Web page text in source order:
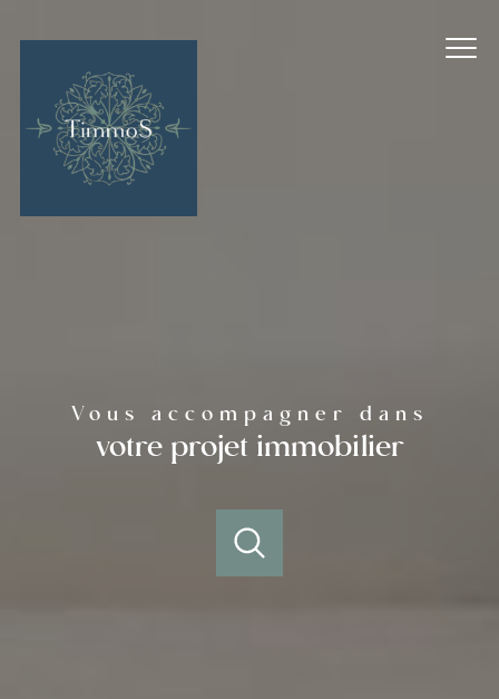
Vous accompagner dans
votre projet immobilier